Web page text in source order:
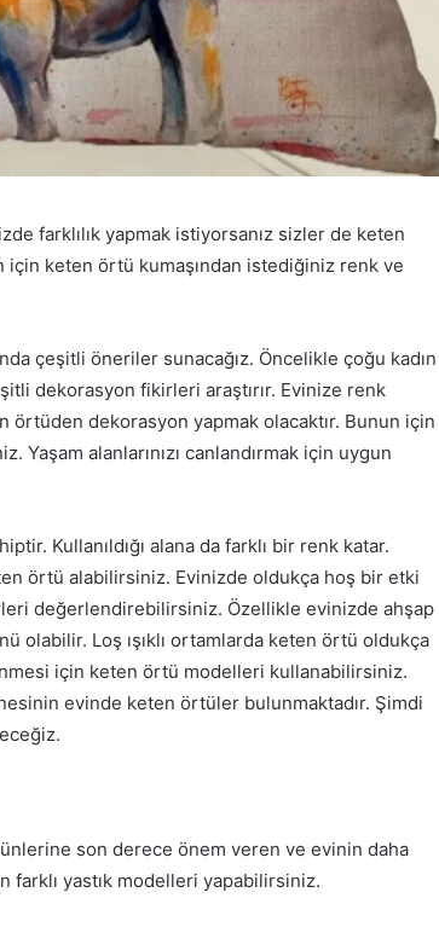
farklılık yapmak istiyorsanız sizler de keten
keten örtü kumaşından istediğiniz renk ve
çeşitli öneriler sunacağız. Öncelikle çoğu kadın
dekorasyon fikirleri araştırır. Evinize renk
örtüden dekorasyon yapmak olacaktır. Bunun için
alanlarınızı canlandırmak için uygun
Kullanıldığı alana da farklı bir renk katar.
örtü alabilirsiniz. Evinizde oldukça hoş bir etki
değerlendirebilirsiniz. Özellikle evinizde ahşap
olabilir. Loş ışıklı ortamlarda keten örtü oldukça
için keten örtü modelleri kullanabilirsiniz.
evinde keten örtüler bulunmaktadır. Şimdi
son derece önem veren ve evinin daha
yastık modelleri yapabilirsiniz.